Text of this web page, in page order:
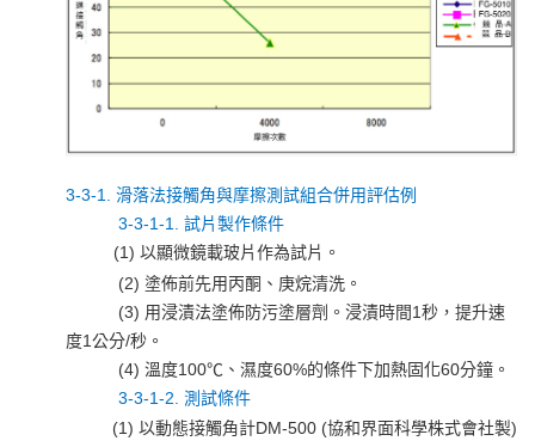
3-3-1. 滑落法接觸角與摩擦測試組合併用評估例
3-3-1-1. 試片製作條件
(1) 以顯微鏡載玻片作為試片。
(2) 塗佈前先用丙酮、庚烷清洗。
(3) 用浸漬法塗佈防污塗層劑。浸漬時間1秒，提升速
度1公分/秒。
(4) 溫度100℃、濕度60%的條件下加熱固化60分鐘。
3-3-1-2. 測試條件
(1) 以動態接觸角計DM-500 (協和界面科學株式會社製)